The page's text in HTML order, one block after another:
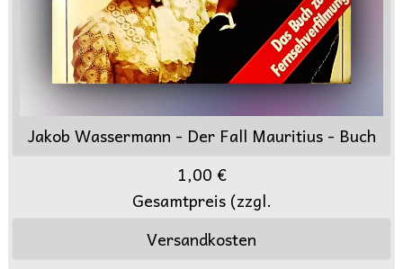
Jakob Wassermann - Der Fall Mauritius - Buch
1,00 €
Gesamtpreis (zzgl.
Versandkosten